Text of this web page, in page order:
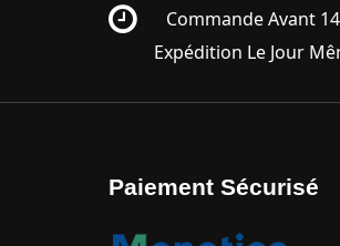
Commande Avant
Expédition Le Jour
Paiement Sécurisé